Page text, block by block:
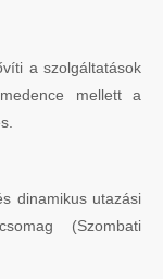
a szolgáltatások
mellett a
dinamikus utazási
(Szombati